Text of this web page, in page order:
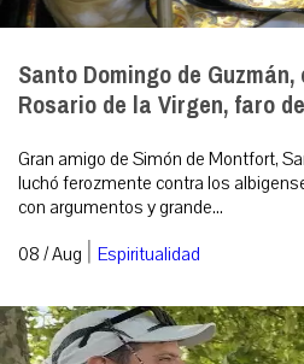
Santo Domingo de
Rosario de la Virgen, faro
Gran amigo de Simón de Montfort,
luchó ferozmente contra los
con argumentos y grande...
08 / Aug | Espiritualidad